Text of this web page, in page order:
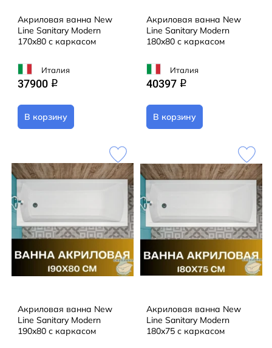
Акриловая ванна New
Line Sanitary Modern
170x80 с каркасом
Италия
37900 q
В корзину
Акриловая ванна New
Line Sanitary Modern
180x80 с каркасом
Италия
40397 q
В корзину
Акриловая ванна New
Line Sanitary Modern
190x80 с каркасом
Акриловая ванна New
Line Sanitary Modern
180x75 с каркасом